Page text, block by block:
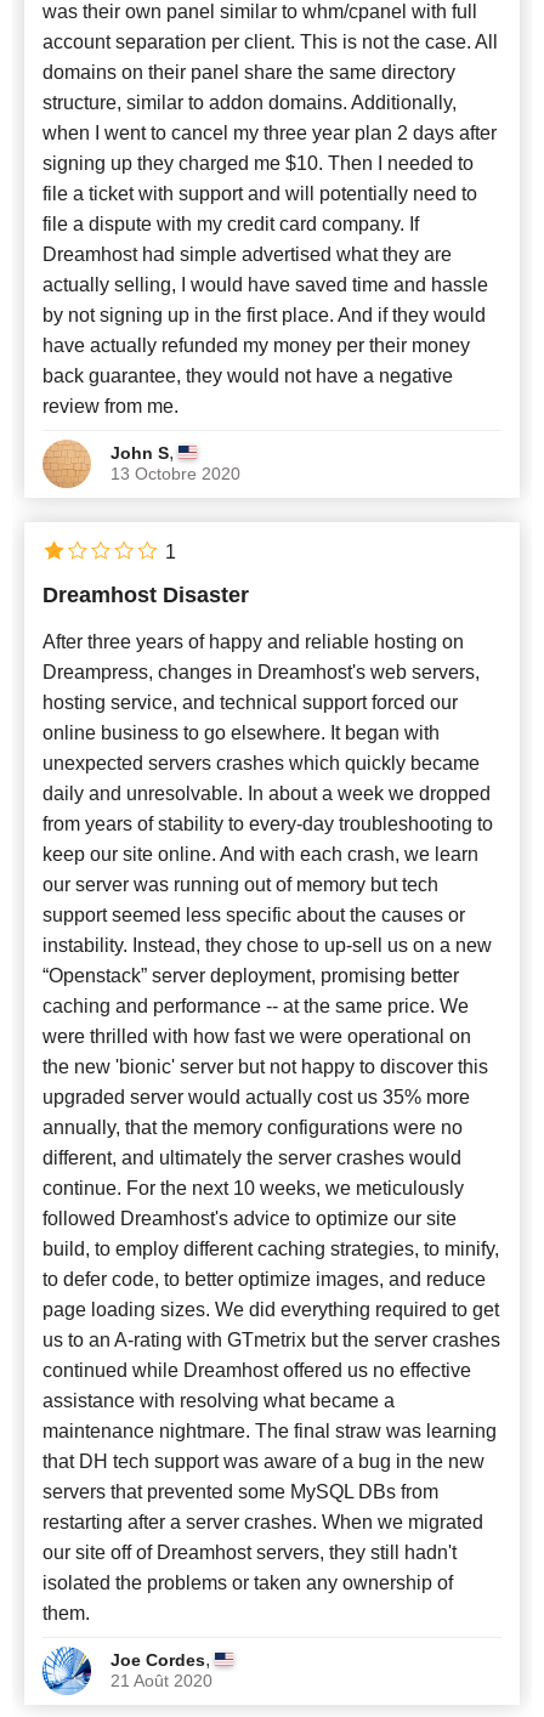
was their own panel similar to whm/cpanel with full
account separation per client. This is not the case. All
domains on their panel share the same directory
structure, similar to addon domains. Additionally,
when I went to cancel my three year plan 2 days after
signing up they charged me $10. Then I needed to
file a ticket with support and will potentially need to
file a dispute with my credit card company. If
Dreamhost had simple advertised what they are
actually selling, I would have saved time and hassle
by not signing up in the first place. And if they would
have actually refunded my money per their money
back guarantee, they would not have a negative
review from me.
John S,
13 Octobre 2020
Dreamhost Disaster
After three years of happy and reliable hosting on
Dreampress, changes in Dreamhost's web servers,
hosting service, and technical support forced our
online business to go elsewhere. It began with
unexpected servers crashes which quickly became
daily and unresolvable. In about a week we dropped
from years of stability to every-day troubleshooting to
keep our site online. And with each crash, we learn
our server was running out of memory but tech
support seemed less specific about the causes or
instability. Instead, they chose to up-sell us on a new
“Openstack” server deployment, promising better
caching and performance -- at the same price. We
were thrilled with how fast we were operational on
the new 'bionic' server but not happy to discover this
upgraded server would actually cost us 35% more
annually, that the memory configurations were no
different, and ultimately the server crashes would
continue. For the next 10 weeks, we meticulously
followed Dreamhost's advice to optimize our site
build, to employ different caching strategies, to minify,
to defer code, to better optimize images, and reduce
page loading sizes. We did everything required to get
us to an A-rating with GTmetrix but the server crashes
continued while Dreamhost offered us no effective
assistance with resolving what became a
maintenance nightmare. The final straw was learning
that DH tech support was aware of a bug in the new
servers that prevented some MySQL DBs from
restarting after a server crashes. When we migrated
our site off of Dreamhost servers, they still hadn't
isolated the problems or taken any ownership of
them.
Joe Cordes,
21 Août 2020
1